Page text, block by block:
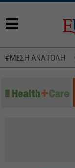
#ΜΕΣΗ ΑΝΑΤΟΛΗ